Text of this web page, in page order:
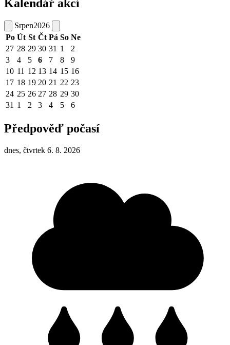
Kalendář akcí
Srpen2026
Po Út St Čt Pá So Ne
27 28 29 30 31 1
2
3
4 5 6 7 8
9
10 11 12 13 14 15 16
17 18 19 20 21 22 23
24 25 26 27 28 29 30
31 1 2 3 4 5 6
Předpověď počasí
dnes, čtvrtek 6. 8. 2026